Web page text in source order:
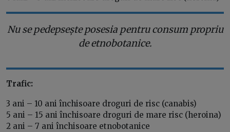
Nu se pedepsește posesia pentru consum propriu
de etnobotanice.
Trafic:
3 ani – 10 ani închisoare droguri de risc (canabis)
5 ani – 15 ani închisoare droguri de mare risc (heroina)
2 ani – 7 ani închisoare etnobotanice